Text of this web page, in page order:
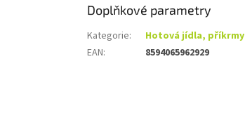
Doplňkové parametry
Kategorie:
Hotová jídla, příkrmy
EAN: 8594065962929